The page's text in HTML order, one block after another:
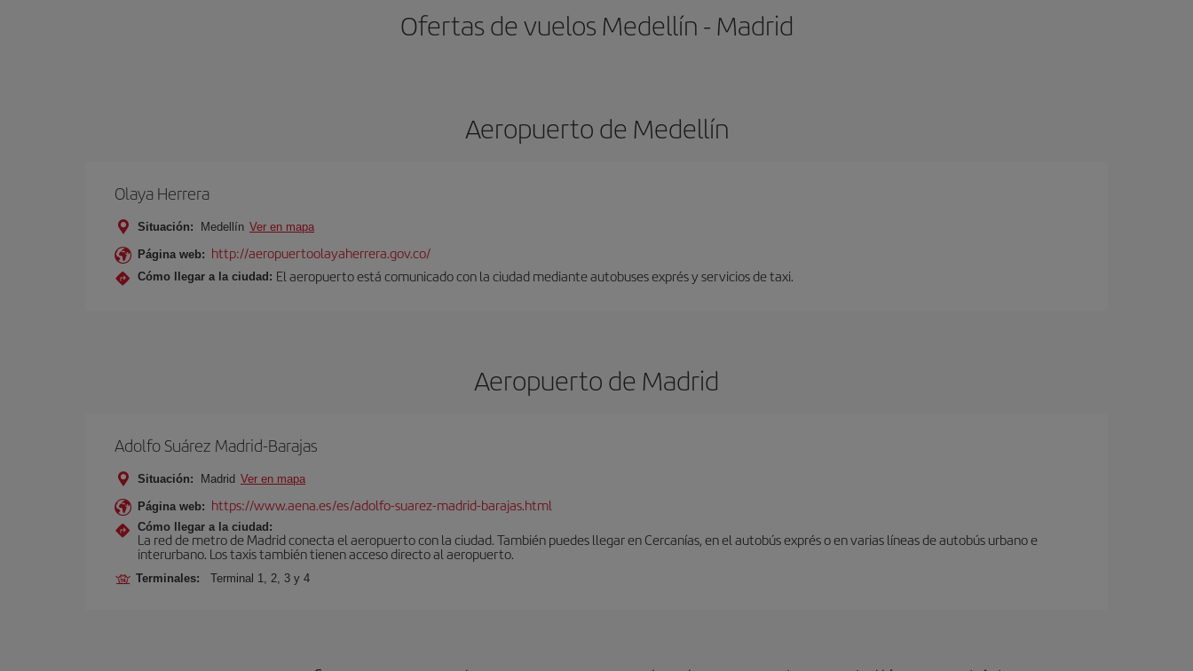
Ofertas de vuelos Medellín - Madrid
Aeropuerto de Medellín
Olaya Herrera
Situación: Medellín Ver en mapa
Página web: http://aeropuertoolayaherrera.gov.co/
Cómo llegar a la ciudad: El aeropuerto está comunicado con la ciudad mediante autobuses exprés y servicios de taxi.
Aeropuerto de Madrid
Adolfo Suárez Madrid-Barajas
Situación: Madrid Ver en mapa
Página web: https://www.aena.es/es/adolfo-suarez-madrid-barajas.html
Cómo llegar a la ciudad:
La red de metro de Madrid conecta el aeropuerto con la ciudad. También puedes llegar en Cercanías, en el autobús exprés o en varias líneas de autobús urbano e
interurbano. Los taxis también tienen acceso directo al aeropuerto.
Terminales: Terminal 1, 2, 3 y 4